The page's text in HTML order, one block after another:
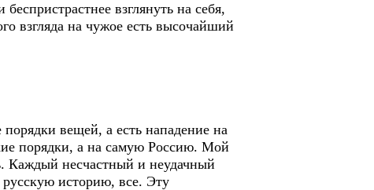
взглянуть на себя,
взгляда на чужое есть высочайший
вещей, а есть нападение на
порядки, а на самую Россию. Мой
Каждый несчастный и неудачный
историю, все. Эту